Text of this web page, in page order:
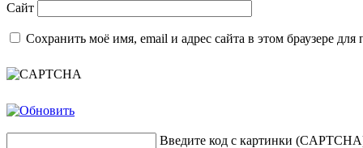
Сайт
Сохранить моё имя, email и адрес сайта в этом браузере
Введите код с картинки